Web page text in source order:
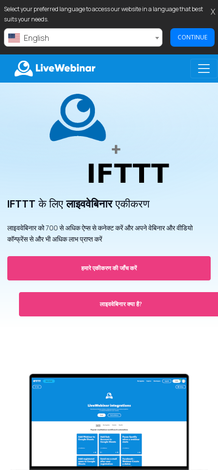
Select your preferred language to access our website in a language that best
suits your needs.
English CONTINUE
X
LIVEWEBINAR.COM
IFTTT के लिएलाइववेबिनारएकीकरण
लाइववेबिनार को 700 से अधिक ऐप्स से कनेक्ट करें और अपने वेबिनार और वीडियो
कॉन्फ्रेंस से और भी अधिक लाभ प्राप्त करें
हमारे एकीकरण की जाँच करें
लाइववेबिनार क्या है?